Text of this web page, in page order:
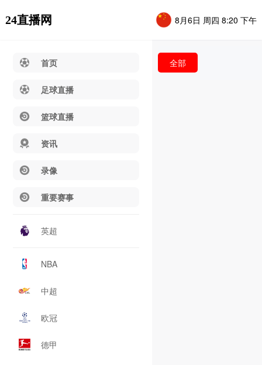
24直播网 8月6日 周四 8:20 下午
首页
足球直播
篮球直播
资讯
录像
重要赛事
英超
NBA
中超
欧冠
德甲
全部